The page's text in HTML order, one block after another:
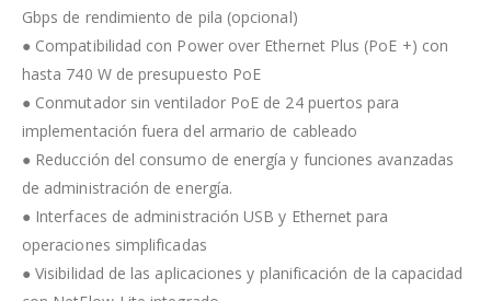
Gbps de rendimiento de pila (opcional)
● Compatibilidad con Power over Ethernet Plus (PoE +) con
hasta 740 W de presupuesto PoE
● Conmutador sin ventilador PoE de 24 puertos para
implementación fuera del armario de cableado
● Reducción del consumo de energía y funciones avanzadas
de administración de energía.
● Interfaces de administración USB y Ethernet para
operaciones simplificadas
● Visibilidad de las aplicaciones y planificación de la capacidad